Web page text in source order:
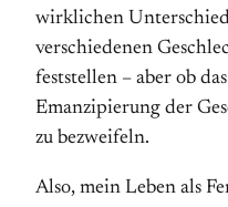
wirklichen
verschiedenen
feststellen – aber ob
Emanzipierung der
zu bezweifeln.
Also, mein Leben als